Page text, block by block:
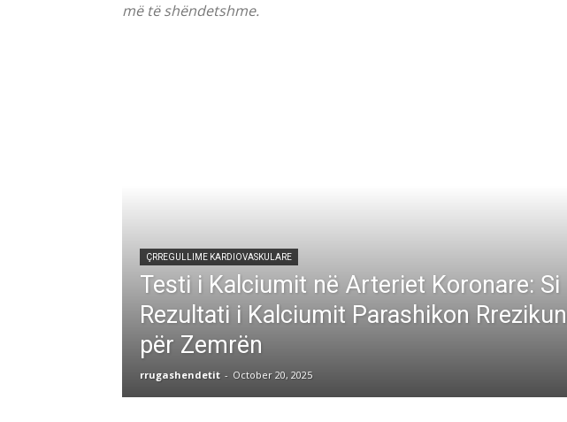
më të shëndetshme.
ÇRREGULLIME KARDIOVASKULARE
Testi i Kalciumit në Arteriet Koronare: Si
Rezultati i Kalciumit Parashikon Rrezikun
për Zemrën
rrugashendetit - October 20, 2025